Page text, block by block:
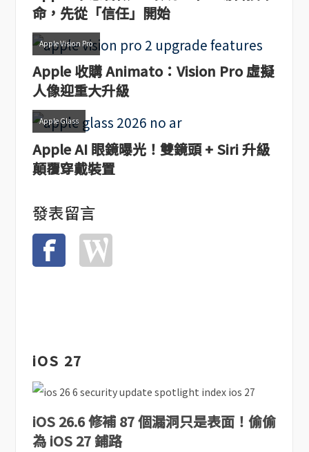
命，先從「信任」開始
Apple Vision Pro
Apple 收購 Animato：Vision Pro 虛擬
人像迎重大升級
Apple Glass
Apple AI 眼鏡曝光！雙鏡頭 + Siri 升級
顛覆穿戴裝置
發表留言
iOS 27
iOS 26.6 修補 87 個漏洞只是表面！偷偷
為 iOS 27 鋪路